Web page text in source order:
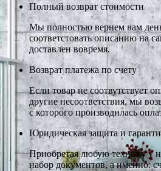
Полный возврат стоимости
Мы полностью вернем вам
соответстовать описанию на
доставлен вовремя.
Возврат платежа по счету
Если товар не соотвутствует
другие несоответствия, мы
с которого производилась
Юридическая защита и
Приобретая любую технику у
набор документов, а именно: